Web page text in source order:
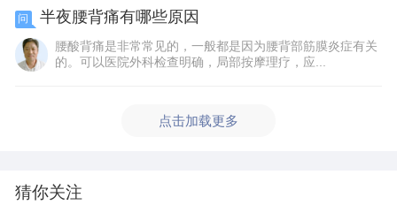
问 半夜腰背痛有哪些原因
腰酸背痛是非常常见的，一般都是因为腰背部筋膜炎症有关
的。可以医院外科检查明确，局部按摩理疗，应...
点击加载更多
猜你关注